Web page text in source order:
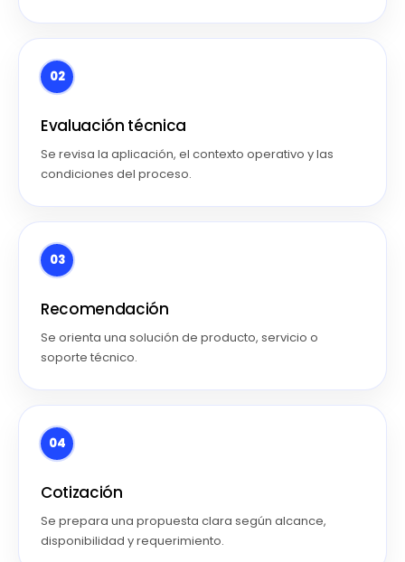
02
Evaluación técnica
Se revisa la aplicación, el contexto operativo y las
condiciones del proceso.
03
Recomendación
Se orienta una solución de producto, servicio o
soporte técnico.
04
Cotización
Se prepara una propuesta clara según alcance,
disponibilidad y requerimiento.